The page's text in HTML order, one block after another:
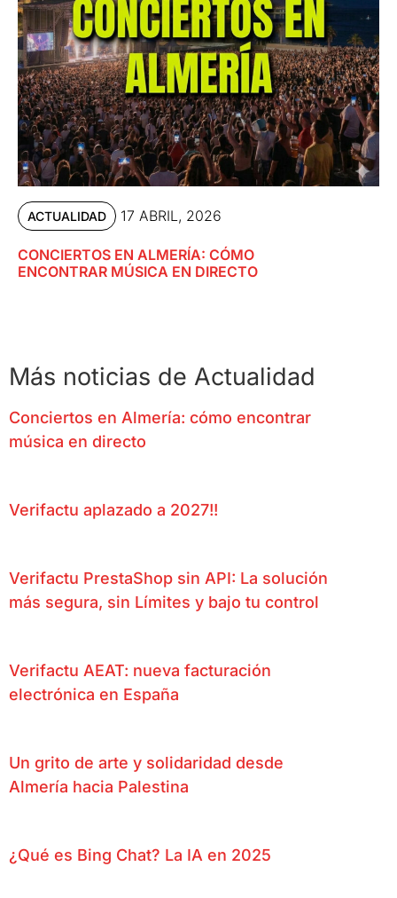
ACTUALIDAD 17 ABRIL, 2026
CONCIERTOS EN ALMERÍA: CÓMO
ENCONTRAR MÚSICA EN DIRECTO
Más noticias de Actualidad
Conciertos en Almería: cómo encontrar
música en directo
Verifactu aplazado a 2027!!
Verifactu PrestaShop sin API: La solución
más segura, sin Límites y bajo tu control
Verifactu AEAT: nueva facturación
electrónica en España
Un grito de arte y solidaridad desde
Almería hacia Palestina
¿Qué es Bing Chat? La IA en 2025